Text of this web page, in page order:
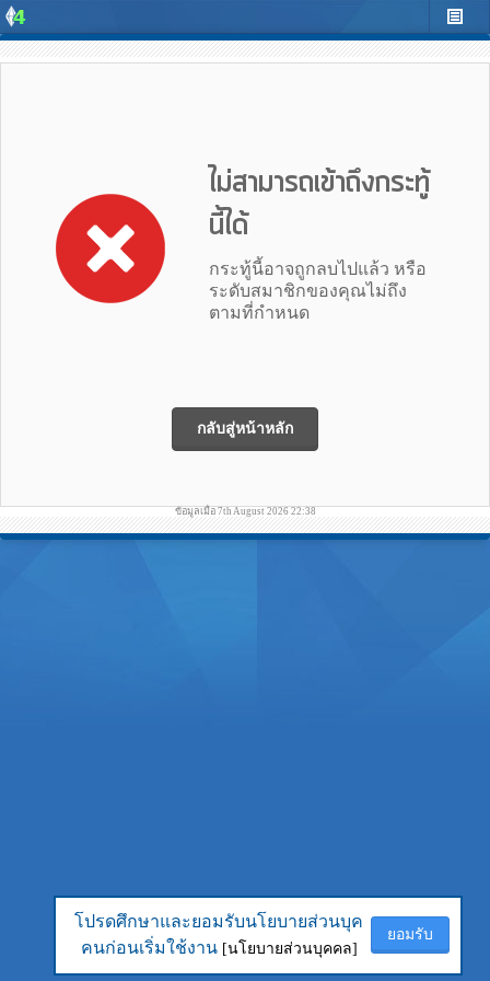
โปรดศึกษาและยอมรับนโยบายส่วนบุค
คนก่อนเริ่มใช้งาน [นโยบายส่วนบุคคล]
ยอมรับ
ไม่สามารถเข้าถึงกระทู้
นี้ได้
กระทู้นี้อาจถูกลบไปแล้ว หรือ
ระดับสมาชิกของคุณไม่ถึง
ตามที่กำหนด
กลับสู่หน้าหลัก
ข้อมูลเมื่อ 7th August 2026 22:38
โปรดศึกษาและยอมรับนโยบายส่วนบุค
คนก่อนเริ่มใช้งาน [นโยบายส่วนบุคคล]
ยอมรับ